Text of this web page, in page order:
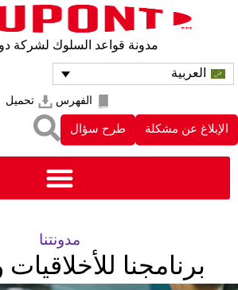
مدونة قواعد السلوك لشركة
العربية
الفهرس تحميل
الإبلاغ عن مشكلة طرح سؤال
مدونتنا
برنامجنا للأخلاقيات